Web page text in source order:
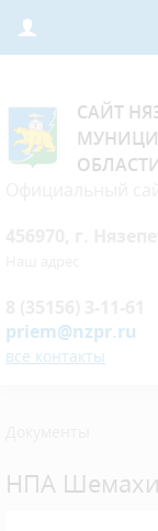
САЙТ
priem@nzpr.ru
все контакты
НПА